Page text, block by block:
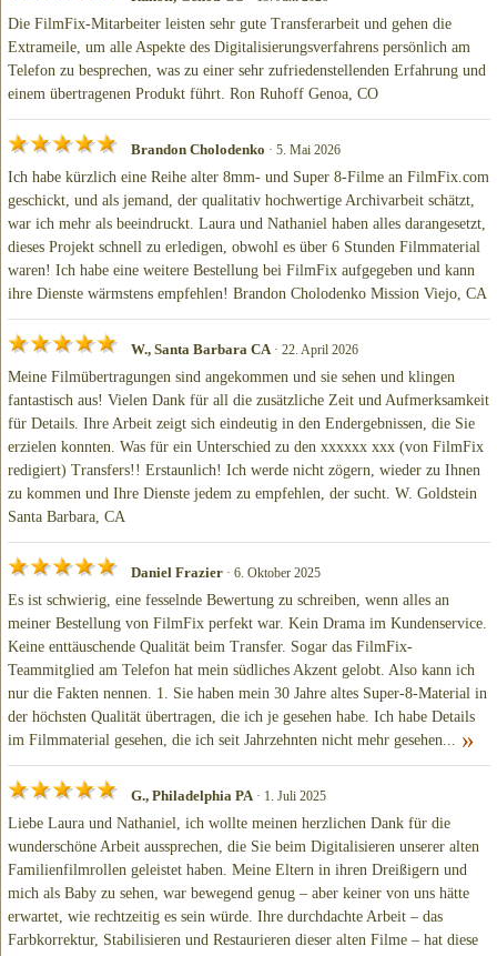
Die FilmFix-Mitarbeiter leisten sehr gute Transferarbeit und gehen die
Extrameile, um alle Aspekte des Digitalisierungsverfahrens persönlich am
Telefon zu besprechen, was zu einer sehr zufriedenstellenden Erfahrung und
einem übertragenen Produkt führt. Ron Ruhoff Genoa, CO
Brandon Cholodenko · 5. Mai 2026
Ich habe kürzlich eine Reihe alter 8mm- und Super 8-Filme an FilmFix.com
geschickt, und als jemand, der qualitativ hochwertige Archivarbeit schätzt,
war ich mehr als beeindruckt. Laura und Nathaniel haben alles darangesetzt,
dieses Projekt schnell zu erledigen, obwohl es über 6 Stunden Filmmaterial
waren! Ich habe eine weitere Bestellung bei FilmFix aufgegeben und kann
ihre Dienste wärmstens empfehlen! Brandon Cholodenko Mission Viejo, CA
W., Santa Barbara CA · 22. April 2026
Meine Filmübertragungen sind angekommen und sie sehen und klingen
fantastisch aus! Vielen Dank für all die zusätzliche Zeit und Aufmerksamkeit
für Details. Ihre Arbeit zeigt sich eindeutig in den Endergebnissen, die Sie
erzielen konnten. Was für ein Unterschied zu den xxxxxx xxx (von FilmFix
redigiert) Transfers!! Erstaunlich! Ich werde nicht zögern, wieder zu Ihnen
zu kommen und Ihre Dienste jedem zu empfehlen, der sucht. W. Goldstein
Santa Barbara, CA
Daniel Frazier · 6. Oktober 2025
Es ist schwierig, eine fesselnde Bewertung zu schreiben, wenn alles an
meiner Bestellung von FilmFix perfekt war. Kein Drama im Kundenservice.
Keine enttäuschende Qualität beim Transfer. Sogar das FilmFix-
Teammitglied am Telefon hat mein südliches Akzent gelobt. Also kann ich
nur die Fakten nennen. 1. Sie haben mein 30 Jahre altes Super-8-Material in
der höchsten Qualität übertragen, die ich je gesehen habe. Ich habe Details
im Filmmaterial gesehen, die ich seit Jahrzehnten nicht mehr gesehen... »
G., Philadelphia PA · 1. Juli 2025
Liebe Laura und Nathaniel, ich wollte meinen herzlichen Dank für die
wunderschöne Arbeit aussprechen, die Sie beim Digitalisieren unserer alten
Familienfilmrollen geleistet haben. Meine Eltern in ihren Dreißigern und
mich als Baby zu sehen, war bewegend genug – aber keiner von uns hätte
erwartet, wie rechtzeitig es sein würde. Ihre durchdachte Arbeit – das
Farbkorrektur, Stabilisieren und Restaurieren dieser alten Filme – hat diese